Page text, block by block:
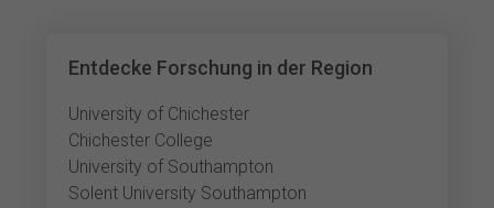
Entdecke Forschung in der Region
University of Chichester
Chichester College
University of Southampton
Solent University Southampton